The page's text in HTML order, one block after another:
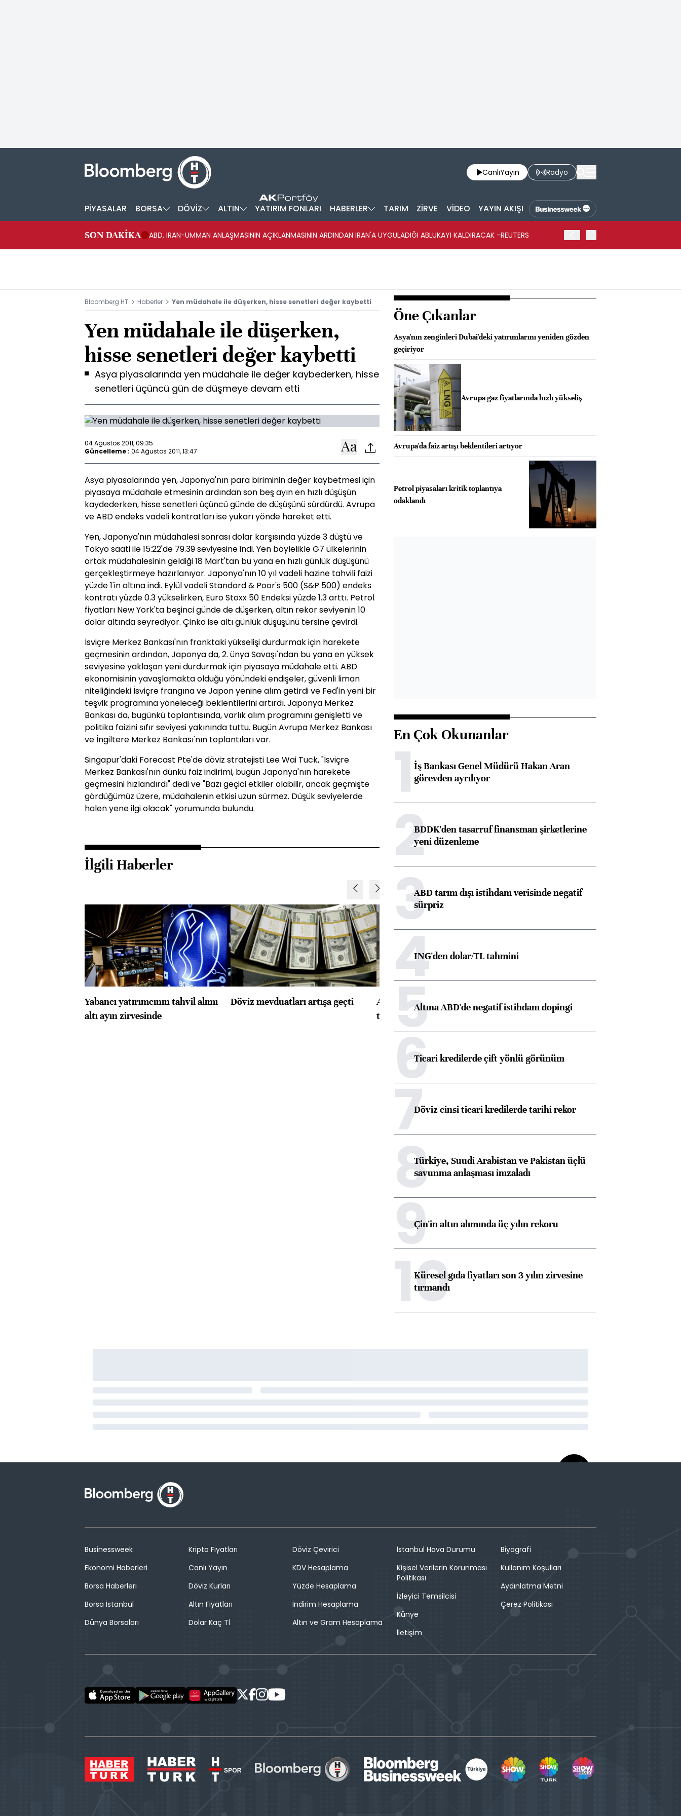
CanlıYayın Radyo
PİYASALAR BORSA DÖVİZ ALTIN YATIRIM FONLARI HABERLER TARIM ZİRVE VİDEO YAYIN AKIŞI
SON DAKİKA ABD, İRAN-UMMAN ANLAŞMASININ AÇIKLANMASININ ARDINDAN İRAN'A UYGULADIĞI ABLUKAYI KALDIRACAK -REUTERS
Bloomberg HT Haberler Yen müdahale ile düşerken, hisse senetleri değer kaybetti
Yen müdahale ile düşerken,
hisse senetleri değer kaybetti
Asya piyasalarında yen müdahale ile değer kaybederken, hisse
senetleri üçüncü gün de düşmeye devam etti
04 Ağustos 2011, 09:35
Güncelleme : 04 Ağustos 2011, 13:47
Asya piyasalarında yen, Japonya'nın para biriminin değer kaybetmesi için
piyasaya müdahale etmesinin ardından son beş ayın en hızlı düşüşün
kaydederken, hisse senetleri üçüncü günde de düşüşünü sürdürdü. Avrupa
ve ABD endeks vadeli kontratları ise yukarı yönde hareket etti.
Yen, Japonya'nın müdahalesi sonrası dolar karşısında yüzde 3 düştü ve
Tokyo saati ile 15:22'de 79.39 seviyesine indi. Yen böylelikle G7 ülkelerinin
ortak müdahalesinin geldiği 18 Mart'tan bu yana en hızlı günlük düşüşünü
gerçekleştirmeye hazırlanıyor. Japonya'nın 10 yıl vadeli hazine tahvili faizi
yüzde 1'in altına indi. Eylül vadeli Standard & Poor's 500 (S&P 500) endeks
kontratı yüzde 0.3 yükselirken, Euro Stoxx 50 Endeksi yüzde 1.3 arttı. Petrol
fiyatları New York'ta beşinci günde de düşerken, altın rekor seviyenin 10
dolar altında seyrediyor. Çinko ise altı günlük düşüşünü tersine çevirdi.
İsviçre Merkez Bankası'nın franktaki yükselişi durdurmak için harekete
geçmesinin ardından, Japonya da, 2. ünya Savaşı'ndan bu yana en yüksek
seviyesine yaklaşan yeni durdurmak için piyasaya müdahale etti. ABD
ekonomisinin yavaşlamakta olduğu yönündeki endişeler, güvenli liman
niteliğindeki İsviçre frangına ve Japon yenine alım getirdi ve Fed'in yeni bir
teşvik programına yöneleceği beklentilerini artırdı. Japonya Merkez
Bankası da, bugünkü toplantısında, varlık alım programını genişletti ve
politika faizini sıfır seviyesi yakınında tuttu. Bugün Avrupa Merkez Bankası
ve İngiltere Merkez Bankası'nın toplantıları var.
Singapur'daki Forecast Pte'de döviz stratejisti Lee Wai Tuck, "İsviçre
Merkez Bankası'nın dünkü faiz indirimi, bugün Japonya'nın harekete
geçmesini hızlandırdı" dedi ve "Bazı geçici etkiler olabilir, ancak geçmişte
gördüğümüz üzere, müdahalenin etkisi uzun sürmez. Düşük seviyelerde
halen yene ilgi olacak" yorumunda bulundu.
İlgili Haberler
Yabancı yatırımcının tahvil alımı
altı ayın zirvesinde
Döviz mevduatları artışa geçti
ABD'de konut başlangıçları
toparlandı
konusunda Unicredit ile
Öne Çıkanlar
Asya'nın zenginleri Dubai'deki yatırımlarını yeniden gözden
geçiriyor
Avrupa gaz fiyatlarında hızlı yükseliş
Avrupa'da faiz artışı beklentileri artıyor
Petrol piyasaları kritik toplantıya
odaklandı
En Çok Okunanlar
1İş Bankası Genel Müdürü Hakan Aran
görevden ayrılıyor
2BDDK'den tasarruf finansman şirketlerine
yeni düzenleme
3ABD tarım dışı istihdam verisinde negatif
sürpriz
4ING'den dolar/TL tahmini
5Altına ABD'de negatif istihdam dopingi
6Ticari kredilerde çift yönlü görünüm
7Döviz cinsi ticari kredilerde tarihi rekor
8Türkiye, Suudi Arabistan ve Pakistan üçlü
savunma anlaşması imzaladı
9Çin'in altın alımında üç yılın rekoru
10
Küresel gıda fiyatları son 3 yılın zirvesine
tırmandı
Businessweek
Ekonomi Haberleri
Borsa Haberleri
Borsa İstanbul
Dünya Borsaları
Kripto Fiyatları
Canlı Yayın
Döviz Kurları
Altın Fiyatları
Dolar Kaç Tl
Döviz Çevirici
KDV Hesaplama
Yüzde Hesaplama
İndirim Hesaplama
Altın ve Gram Hesaplama
İstanbul Hava Durumu
Kişisel Verilerin Korunması
Politikası
İzleyici Temsilcisi
Künye
İletişim
Biyografi
Kullanım Koşulları
Aydınlatma Metni
Çerez Politikası